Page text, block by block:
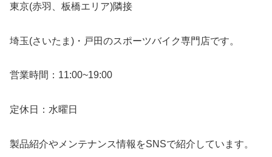
東京(赤羽、板橋エリア)隣接
埼玉(さいたま)・戸田のスポーツバイク専門店です。
営業時間：11:00~19:00
定休日：水曜日
製品紹介やメンテナンス情報をSNSで紹介しています。